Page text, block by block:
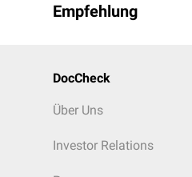
Empfehlung
DocCheck
Über Uns
Investor Relations